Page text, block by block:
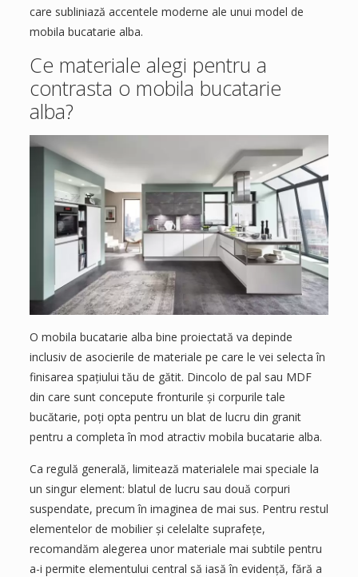
care subliniază accentele moderne ale unui model de
mobila bucatarie alba.
Ce materiale alegi pentru a
contrasta o mobila bucatarie
alba?
O mobila bucatarie alba bine proiectată va depinde
inclusiv de asocierile de materiale pe care le vei selecta în
finisarea spațiului tău de gătit. Dincolo de pal sau MDF
din care sunt concepute fronturile și corpurile tale
bucătarie, poți opta pentru un blat de lucru din granit
pentru a completa în mod atractiv mobila bucatarie alba.
Ca regulă generală, limitează materialele mai speciale la
un singur element: blatul de lucru sau două corpuri
suspendate, precum în imaginea de mai sus. Pentru restul
elementelor de mobilier și celelalte suprafețe,
recomandăm alegerea unor materiale mai subtile pentru
a-i permite elementului central să iasă în evidență, fără a